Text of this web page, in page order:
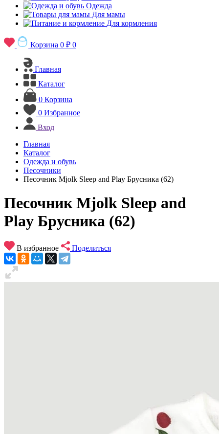
Одежда
Для мамы
Для кормления
Корзина 0 ₽ 0
Главная
Каталог
0 Корзина
0 Избранное
Вход
Главная
Каталог
Одежда и обувь
Песочники
Песочник Mjolk Sleep and Play Брусника (62)
Песочник Mjolk Sleep and
Play Брусника (62)
В избранное Поделиться